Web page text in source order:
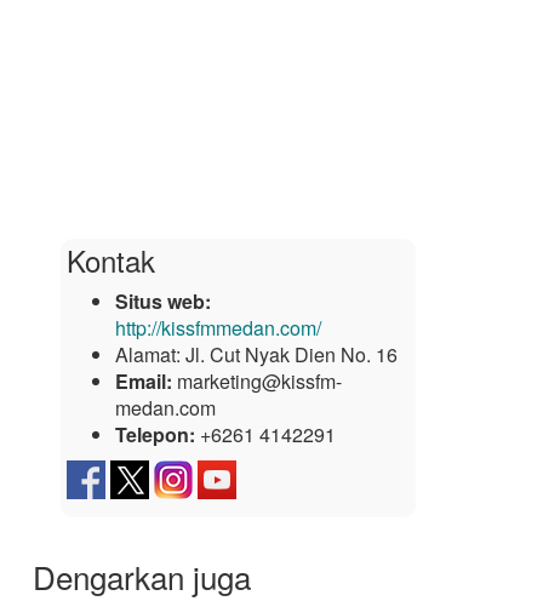
Kontak
Situs web:
http://kissfmmedan.com/
Alamat: Jl. Cut Nyak Dien No. 16
Email: marketing@kissfm-
medan.com
Telepon: +6261 4142291
Dengarkan juga